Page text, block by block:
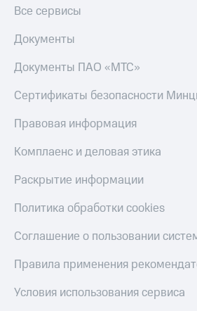
Все сервисы
Документы
Документы ПАО «МТС»
Сертификаты безопасности
Правовая информация
Комплаенс и деловая этика
Раскрытие информации
Политика обработки cookies
Соглашение о пользовании
Правила применения
Условия использования сервиса